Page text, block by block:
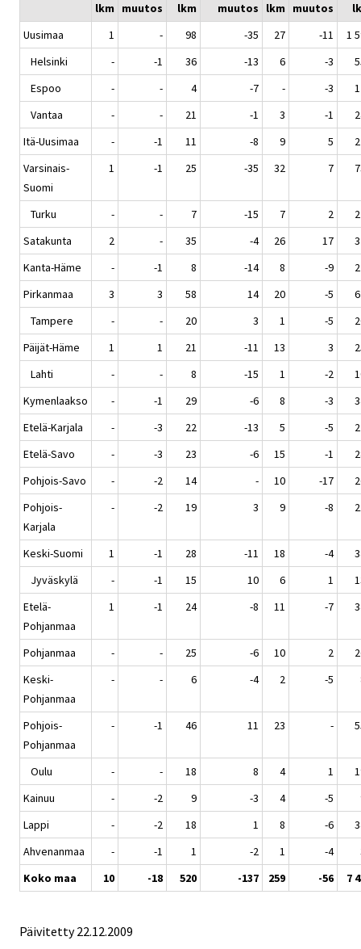
lkm
muutos lkm muutos lkm muutos
Uusimaa
1 - 98 -35 27 -11
1
Helsinki
- -1 36 -13 6 -3
Espoo
- - 4 -7 - -3
Vantaa
- - 21 -1 3 -1
Itä-Uusimaa
- -1 11 -8 9 5
Varsinais-
Suomi
1 -1 25 -35 32 7
Turku - - 7 -15 7 2
Satakunta
2 - 35 -4 26 17
Kanta-Häme
- -1 8 -14 8 -9
Pirkanmaa
3 3 58 14 20 -5
Tampere
- - 20 3 1 -5
Päijät-Häme
1 1 21 -11 13 3
Lahti
- - 8 -15 1 -2
Kymenlaakso
- -1 29 -6 8 -3
Etelä-Karjala
- -3 22 -13 5 -5
Etelä-Savo
- -3 23 -6 15 -1
Pohjois-Savo
- -2 14 - 10 -17
Pohjois-
Karjala
- -2 19 3 9 -8
Keski-Suomi 1 -1 28 -11 18 -4
Jyväskylä
- -1 15 10 6 1
Etelä-
Pohjanmaa
1 -1 24 -8 11 -7
Pohjanmaa - - 25 -6 10 2
Keski-
Pohjanmaa
- - 6 -4 2 -5
Pohjois-
Pohjanmaa
- -1 46 11 23 -
Oulu - - 18 8 4 1
Kainuu
- -2 9 -3 4 -5
Lappi
- -2 18 1 8 -6
Ahvenanmaa
- -1 1 -2 1 -4
Koko maa
10 -18 520 -137 259 -56 7
Päivitetty22.12.2009